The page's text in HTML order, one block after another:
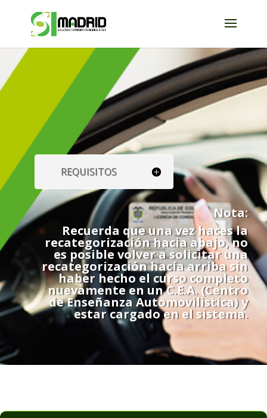
REQUISITOS
Nota:
Recuerda que una vez haces la
recategorización hacia abajo, no
es posible volver a solicitar una
recategorización hacía arriba sin
haber hecho el curso completo
nuevamente en un C.E.A. (Centro
de Enseñanza Automovilistica) y
estar cargado en el sistema.